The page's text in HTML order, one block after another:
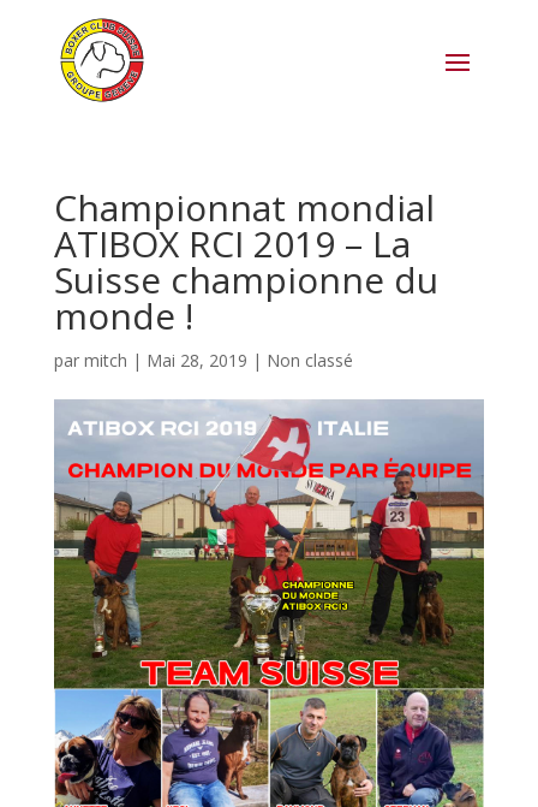
Championnat mondial
ATIBOX RCI 2019 – La
Suisse championne du
monde !
par mitch | Mai 28, 2019 | Non classé